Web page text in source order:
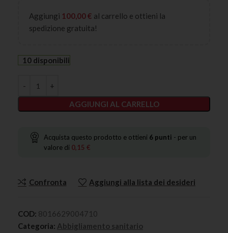
Aggiungi 100,00€ al carrello e ottieni la
spedizione gratuita!
10 disponibili
AGGIUNGI AL CARRELLO
Acquista questo prodotto e ottieni 6 punti - per un
valore di 0,15 €
Confronta Aggiungi alla lista dei desideri
COD: 8016629004710
Categoria: Abbigliamento sanitario